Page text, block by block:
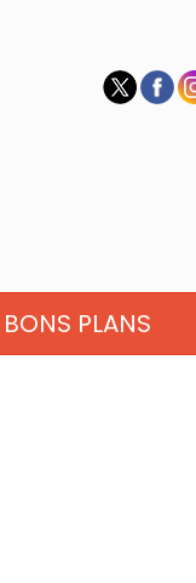
BONS PLANS